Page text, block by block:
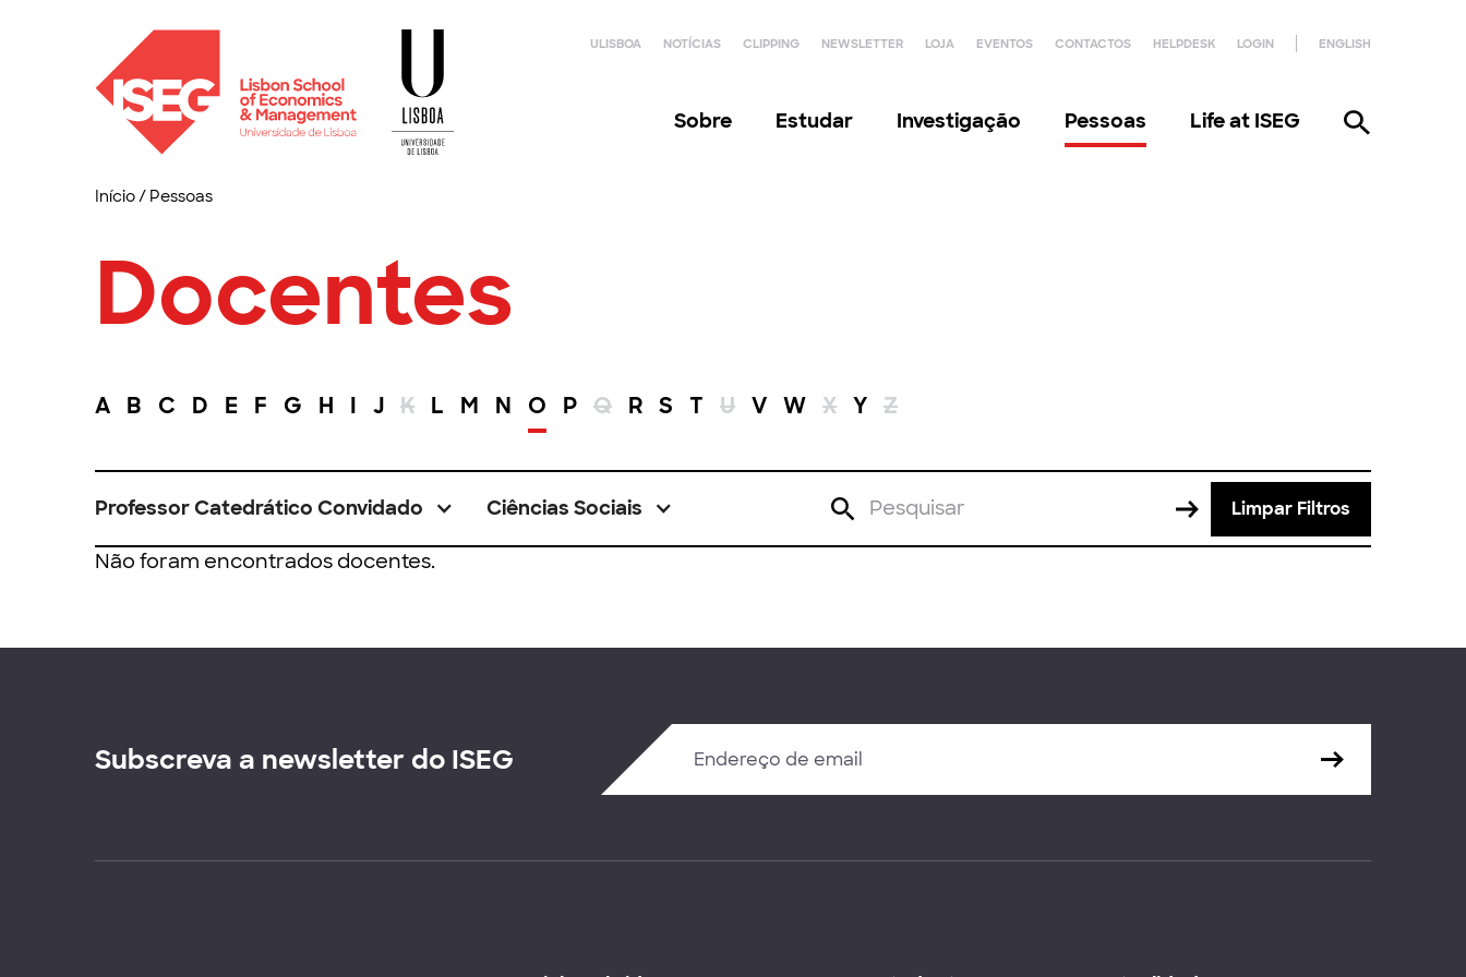
ULISBOA NOTÍCIAS CLIPPING NEWSLETTER LOJA EVENTOS CONTACTOS HELPDESK LOGIN ENGLISH
Sobre Estudar Investigação Pessoas Life at ISEG
Início/ Pessoas
Docentes
A B C D E F G H I J K L M N O P Q R S T U V W X Y Z
Professor Catedrático Convidado Ciências Sociais Limpar Filtros
Não foram encontrados docentes.
Subscreva a newsletter do ISEG